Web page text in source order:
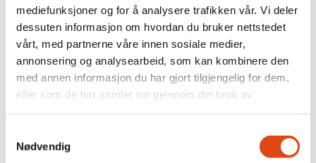
mediefunksjoner og for å analysere trafikken vår. Vi deler
dessuten informasjon om hvordan du bruker nettstedet
vårt, med partnerne våre innen sosiale medier,
annonsering og analysearbeid, som kan kombinere den
med annen informasjon du har gjort tilgjengelig for dem,
eller som de har samlet inn gjennom din bruk av
Nødvendig
Fit for flight